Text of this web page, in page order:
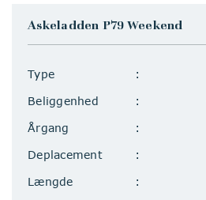
Askeladden P79 Weekend
Type
Beliggenhed
Årgang
Deplacement
Længde